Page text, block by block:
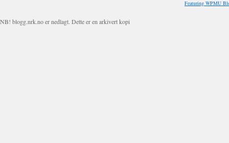
Featuring WPMU
NB! blogg.nrk.no er nedlagt. Dette er en arkivert kopi